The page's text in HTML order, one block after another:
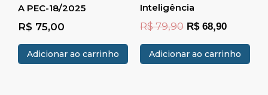
A PEC-18/2025
R$ 75,00
Adicionar ao carrinho
Inteligência
R$79,90 R$68,90
Adicionar ao carrinho